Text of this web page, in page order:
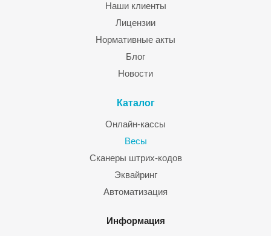
Наши клиенты
Лицензии
Нормативные акты
Блог
Новости
Каталог
Онлайн-кассы
Весы
Сканеры штрих-кодов
Эквайринг
Автоматизация
Информация